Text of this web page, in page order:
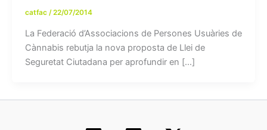
catfac /22/07/2014
La Federació d’Associacions de Persones Usuàries de
Cànnabis rebutja la nova proposta de Llei de
Seguretat Ciutadana per aprofundir en […]